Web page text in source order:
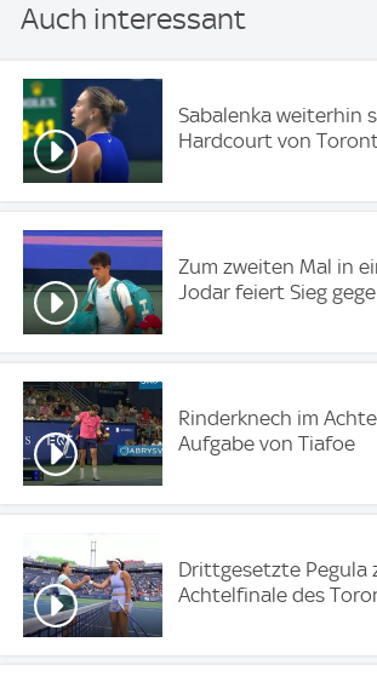
Auch interessant
Sabalenka weiterhin
Hardcourt von
Zum zweiten Mal in
Jodar feiert Sieg
Rinderknech im
Aufgabe von Tiafoe
Drittgesetzte Pegula
Achtelfinale des